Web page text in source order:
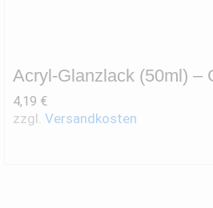
Acryl-Glanzlack (50ml) –
4,19 €
zzgl. Versandkosten